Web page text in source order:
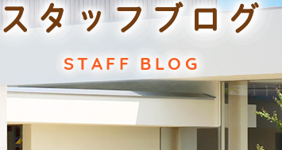
スタッフブログ
STAFF BLOG